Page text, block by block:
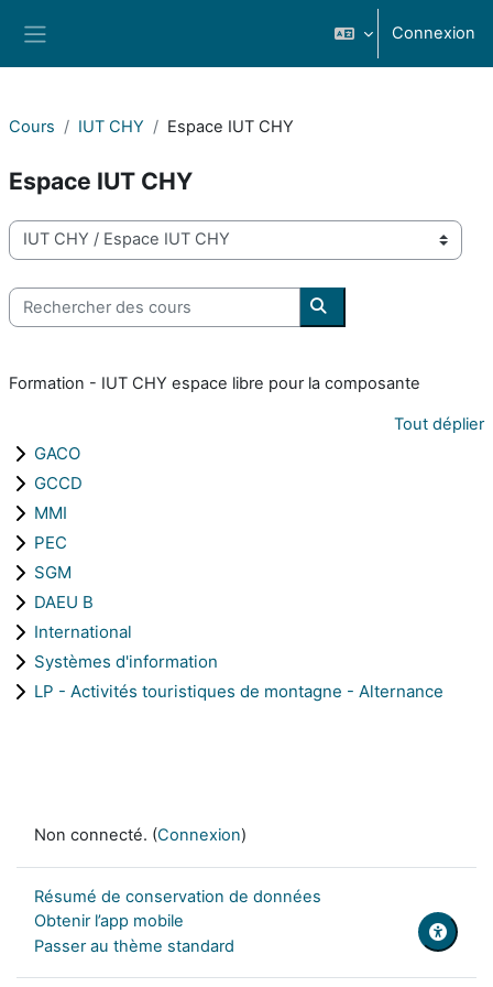
Connexion
Cours IUT CHY Espace IUT CHY
Espace IUT CHY
Catégories de cours
Rechercher des cours
Rechercher des cours
Formation - IUT CHY espace libre pour la composante
Tout déplier
GACO
GCCD
MMI
PEC
SGM
DAEU B
International
Systèmes d'information
LP - Activités touristiques de montagne - Alternance
Non connecté. (Connexion)
Résumé de conservation de données
Obtenir l’app mobile
Passer au thème standard